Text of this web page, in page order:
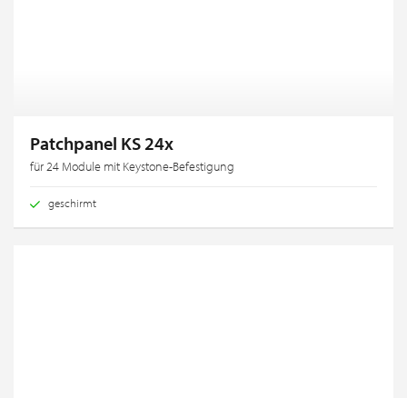
Patchpanel KS 24x
für 24 Module mit Keystone-Befestigung
geschirmt